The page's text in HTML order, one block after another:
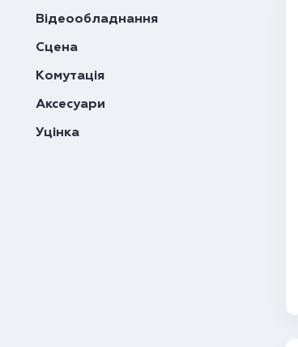
Відеообладнання
Сцена
Комутація
Аксесуари
Уцінка